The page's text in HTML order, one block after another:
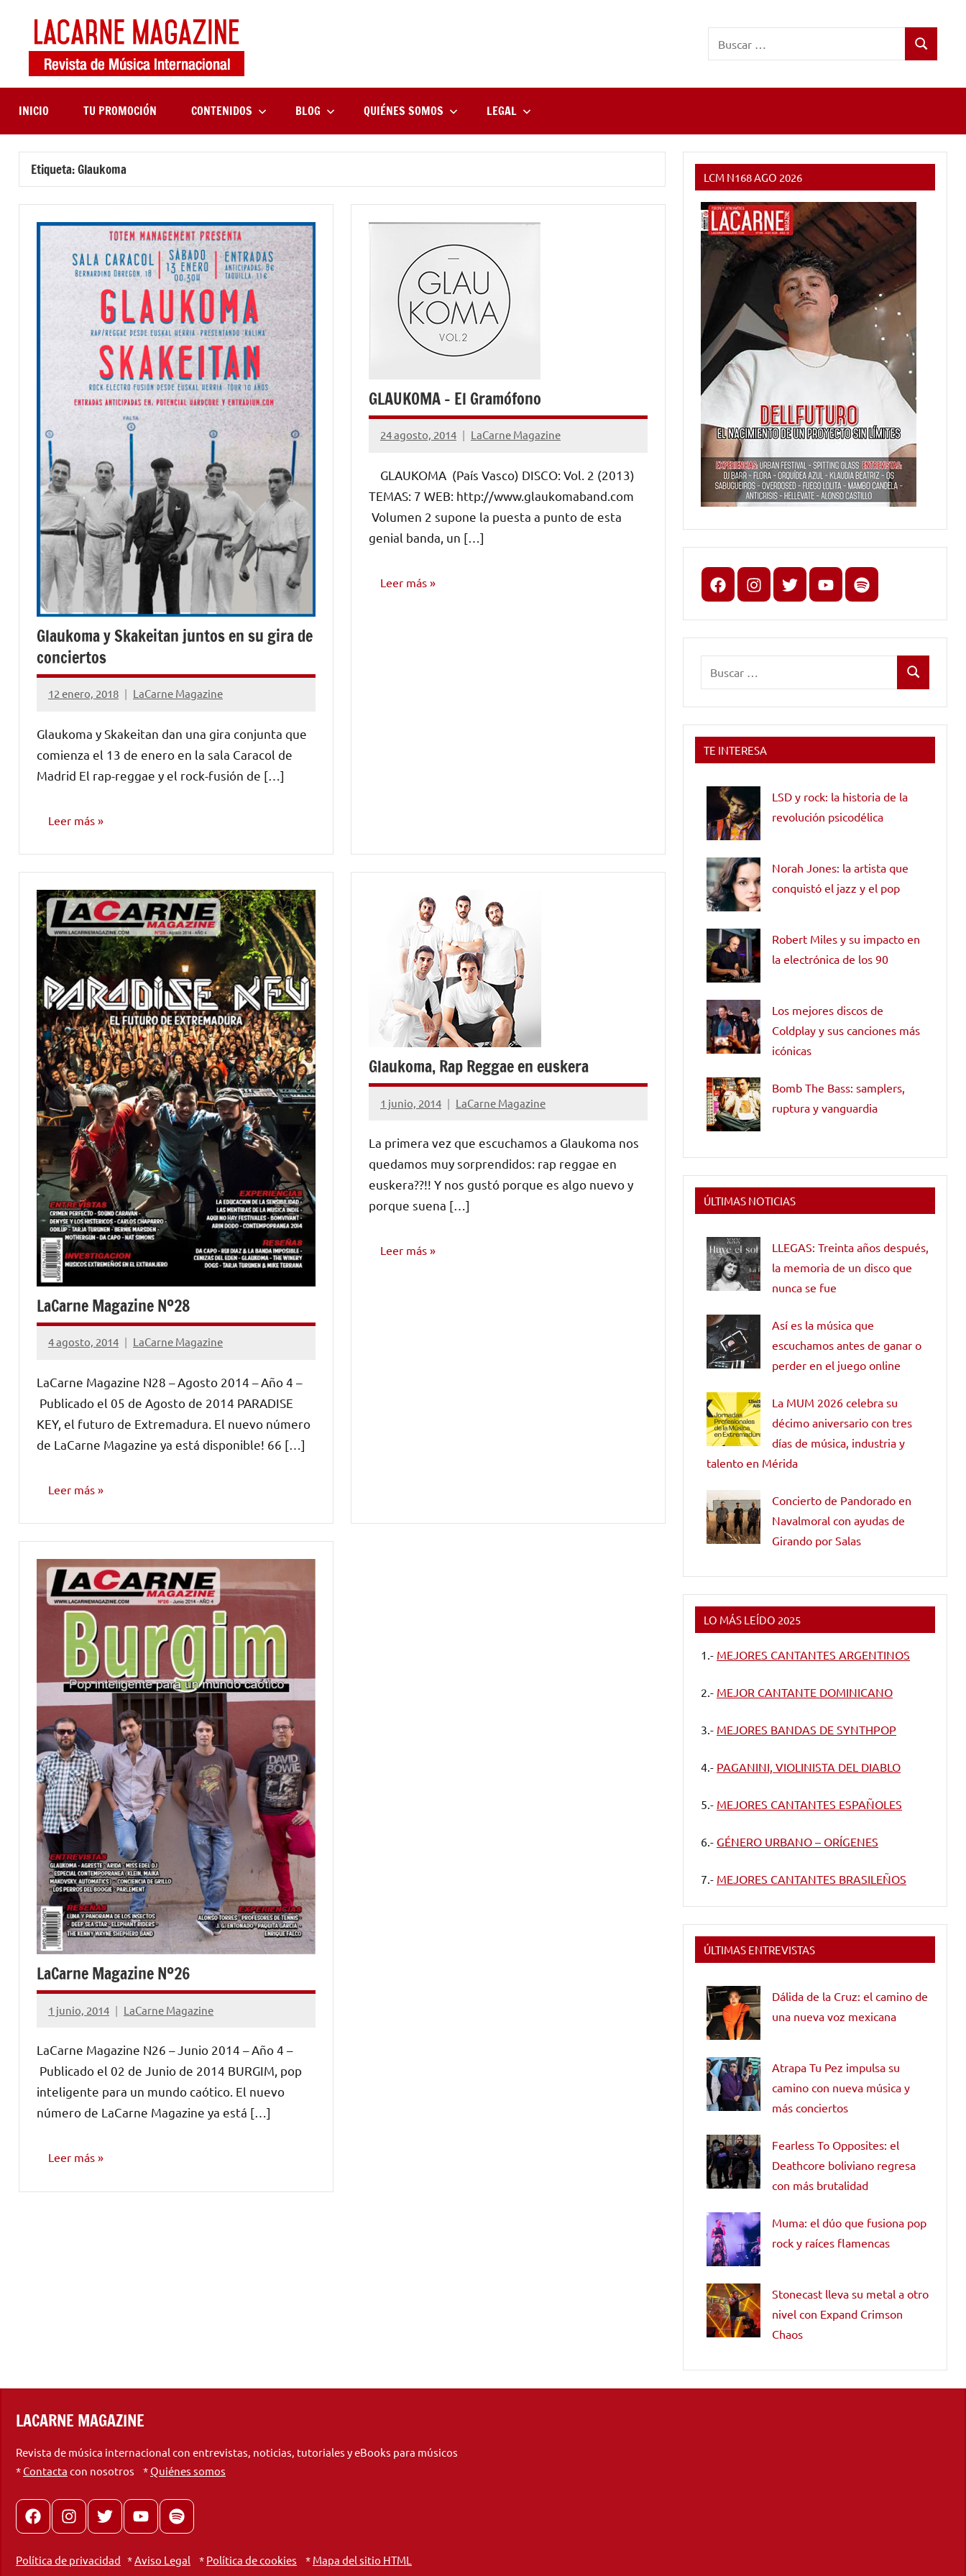
contenido
Magazine
música
internacional
Buscar
INICIO TU PROMOCIÓN CONTENIDOS BLOG QUIÉNES SOMOS LEGAL
Etiqueta:Glaukoma
Glaukoma y Skakeitan juntos en su gira de
conciertos
12 enero, 2018 LaCarne Magazine
No
comentarios
Glaukoma y Skakeitan dan una gira conjunta que
comienza el 13 de enero en la sala Caracol de
Madrid El rap-reggae y el rock-fusión de […]
Leer más
GLAUKOMA – El Gramófono
24 agosto, 2014 LaCarne Magazine
No
comentarios
GLAUKOMA (País Vasco) DISCO: Vol. 2 (2013)
TEMAS: 7 WEB: http://www.glaukomaband.com
Volumen 2 supone la puesta a punto de esta
genial banda, un […]
Leer más
LaCarne Magazine Nº28
4 agosto, 2014 LaCarne Magazine
No
comentarios
LaCarne Magazine N28 – Agosto 2014 – Año 4 –
Publicado el 05 de Agosto de 2014 PARADISE
KEY, el futuro de Extremadura. El nuevo número
de LaCarne Magazine ya está disponible! 66 […]
Leer más
Glaukoma, Rap Reggae en euskera
1 junio, 2014 LaCarne Magazine
No
comentarios
La primera vez que escuchamos a Glaukoma nos
quedamos muy sorprendidos: rap reggae en
euskera??!! Y nos gustó porque es algo nuevo y
porque suena […]
Leer más
LaCarne Magazine Nº26
1 junio, 2014 LaCarne Magazine
No
comentarios
LaCarne Magazine N26 – Junio 2014 – Año 4 –
Publicado el 02 de Junio de 2014 BURGIM, pop
inteligente para un mundo caótico. El nuevo
número de LaCarne Magazine ya está […]
Leer más
LCM N168 AGO 2026
FacebookInstagram
X youtubespotify
Buscar
TE INTERESA
LSD y rock: la historia de la
revolución psicodélica
Norah Jones: la artista que
conquistó el jazz y el pop
Robert Miles y su impacto en
la electrónica de los 90
Los mejores discos de
Coldplay y sus canciones más
icónicas
Bomb The Bass: samplers,
ruptura y vanguardia
ÚLTIMAS NOTICIAS
LLEGAS: Treinta años después,
la memoria de un disco que
nunca se fue
Así es la música que
escuchamos antes de ganar o
perder en el juego online
La MUM 2026 celebra su
décimo aniversario con tres
días de música, industria y
talento en Mérida
Concierto de Pandorado en
Navalmoral con ayudas de
Girando por Salas
LO MÁS LEÍDO 2025
1.- MEJORES CANTANTES ARGENTINOS
2.- MEJOR CANTANTE DOMINICANO
3.- MEJORES BANDAS DE SYNTHPOP
4.- PAGANINI, VIOLINISTA DEL DIABLO
5.- MEJORES CANTANTES ESPAÑOLES
6.- GÉNERO URBANO – ORÍGENES
7.- MEJORES CANTANTES BRASILEÑOS
ÚLTIMAS ENTREVISTAS
Dálida de la Cruz: el camino de
una nueva voz mexicana
Atrapa Tu Pez impulsa su
camino con nueva música y
más conciertos
Fearless To Opposites: el
Deathcore boliviano regresa
con más brutalidad
Muma: el dúo que fusiona pop
rock y raíces flamencas
Stonecast lleva su metal a otro
nivel con Expand Crimson
Chaos
LACARNE MAGAZINE
Revista de música internacional con entrevistas, noticias, tutoriales y eBooks para músicos
*Contacta con nosotros *Quiénes somos
FacebookInstagram
X youtubespotify
Política de privacidad *Aviso Legal * Política de cookies * Mapa del sitio HTML